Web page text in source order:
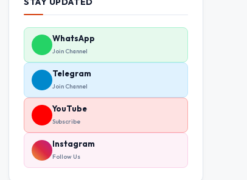
WhatsApp
Join Channel
Telegram
Join Channel
YouTube
Subscribe
Instagram
Follow Us